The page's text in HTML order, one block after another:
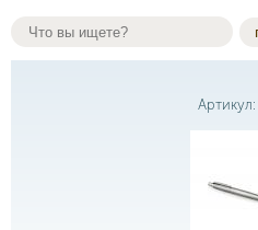
Артикул: